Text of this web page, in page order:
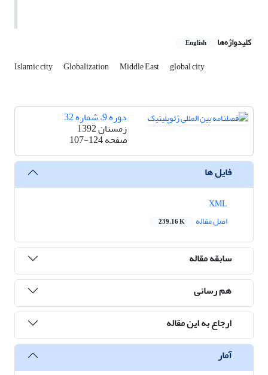
کلیدواژه‌ها English
Islamic city Globalization Middle East global city
دوره 9، شماره 32
زمستان 1392
صفحه107-124
فایل ها
اصل مقاله
239.16 K
سابقه مقاله
هم رسانی
ارجاع به این مقاله
آمار